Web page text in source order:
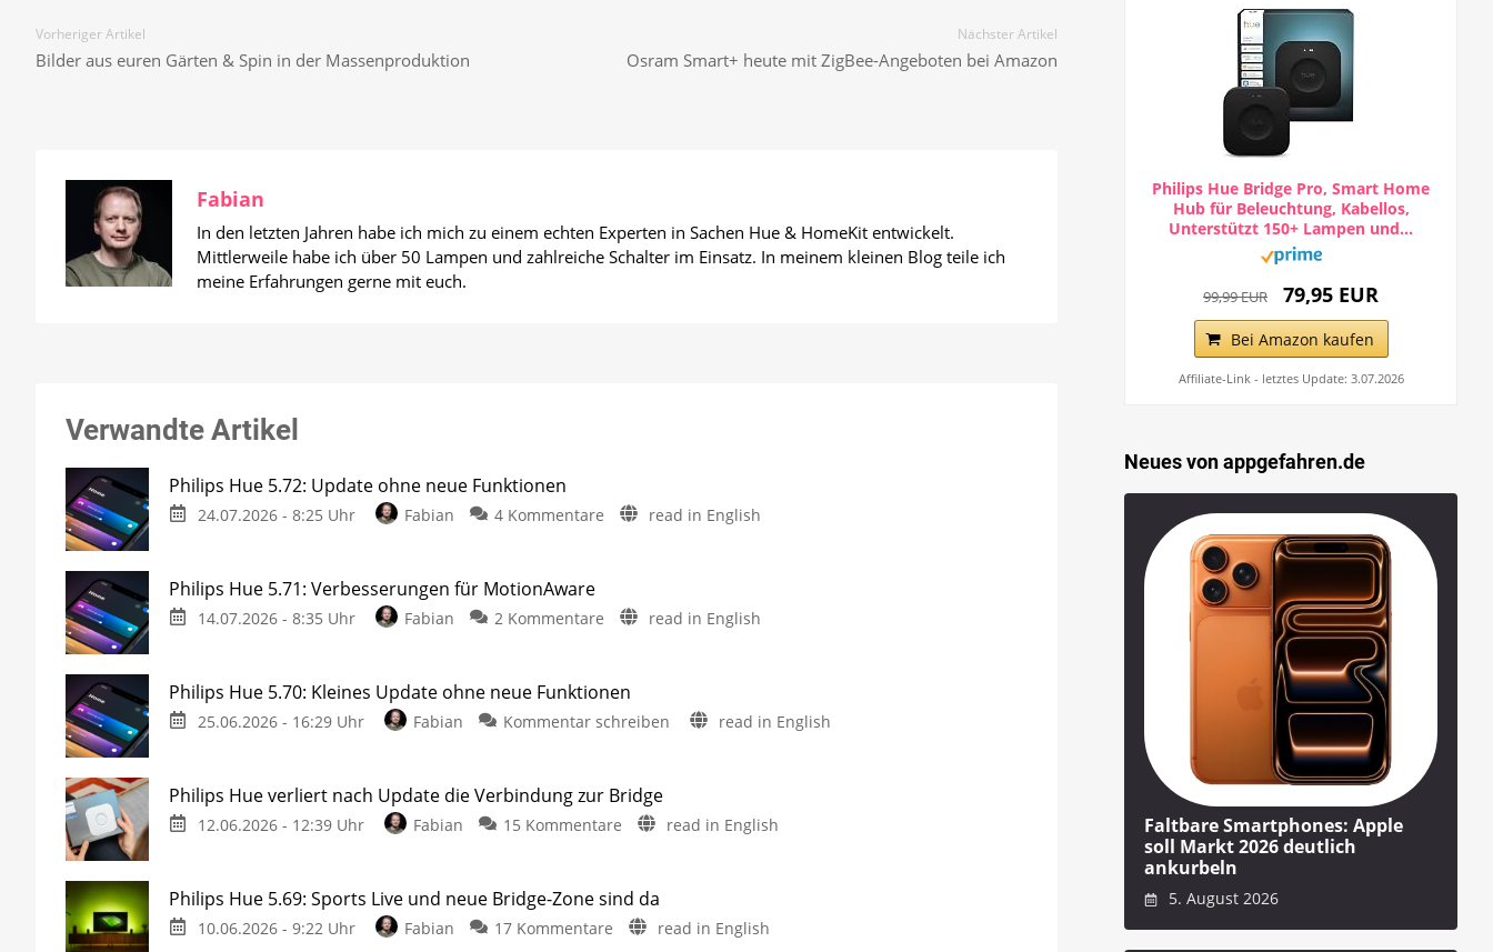
Vorheriger Artikel
Bilder aus euren Gärten & Spin in der Massenproduktion
Nächster Artikel
Osram Smart+ heute mit ZigBee-Angeboten bei Amazon
Fabian
In den letzten Jahren habe ich mich zu einem echten Experten in Sachen Hue & HomeKit entwickelt.
Mittlerweile habe ich über 50 Lampen und zahlreiche Schalter im Einsatz. In meinem kleinen Blog teile ich
meine Erfahrungen gerne mit euch.
Verwandte Artikel
Philips Hue 5.72: Update ohne neue Funktionen
24.07.2026 - 8:25 Uhr Fabian 4 Kommentare zu
Update
ohne
Mit
rund
um
read in English
Philips Hue 5.71: Verbesserungen für MotionAware
14.07.2026 - 8:35 Uhr Fabian 2 Kommentare zu
5.71:
Verbesserungen
für
einfacher
read in English
Philips Hue 5.70: Kleines Update ohne neue Funktionen
25.06.2026 - 16:29 Uhr Fabian Kommentar schreiben
zu
Update
Optimierungen
für
read in English
Philips Hue verliert nach Update die Verbindung zur Bridge
12.06.2026 - 12:39 Uhr Fabian 15 Kommentare zu
verliert
nach
Update
read in English
Philips Hue 5.69: Sports Live und neue Bridge-Zone sind da
10.06.2026 - 9:22 Uhr Fabian 17 Kommentare zu
read in English
Philips Hue Bridge Pro, Smart Home
Hub für Beleuchtung, Kabellos,
Unterstützt 150+ Lampen und...
99,99 EUR 79,95 EUR
Bei Amazon kaufen
Affiliate-Link - letztes Update: 3.07.2026
Neues von appgefahren.de
Faltbare Smartphones: Apple
soll Markt 2026 deutlich
ankurbeln
5. August 2026